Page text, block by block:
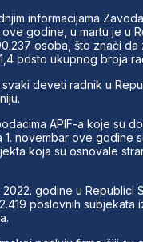
informacijama
godine, u martu je u
osoba, što znači da
odsto ukupnog broja
deveti radnik u
APIF-a koje su
1. novembar ove godine
koja su osnovale
2022. godine u Republici
poslovnih subjekata